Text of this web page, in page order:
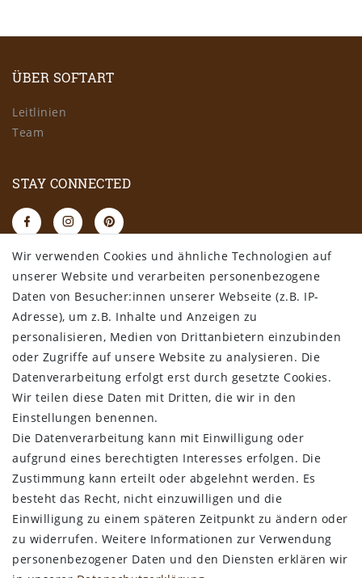
ÜBER SOFTART
Leitlinien
Team
STAY CONNECTED
RECHTLICHES
AGB
Datenschutz
Impressum
Widerrufsbelehrung
Bestellung widerrufen
ALLGEMEINES
Kontakt
Zahlungsarten
Versand & Lieferzeit
Newsletter-Anmeldung
Kostengünstige Ledermuster
Wir verwenden Cookies und ähnliche Technologien auf
unserer Website und verarbeiten personenbezogene
Daten von Besucher:innen unserer Webseite (z.B. IP-
Adresse), um z.B. Inhalte und Anzeigen zu
personalisieren, Medien von Drittanbietern einzubinden
oder Zugriffe auf unsere Website zu analysieren. Die
Datenverarbeitung erfolgt erst durch gesetzte Cookies.
Wir teilen diese Daten mit Dritten, die wir in den
Einstellungen benennen.
Die Datenverarbeitung kann mit Einwilligung oder
aufgrund eines berechtigten Interesses erfolgen. Die
Zustimmung kann erteilt oder abgelehnt werden. Es
besteht das Recht, nicht einzuwilligen und die
Einwilligung zu einem späteren Zeitpunkt zu ändern oder
zu widerrufen. Weitere Informationen zur Verwendung
personenbezogener Daten und den Diensten erklären wir